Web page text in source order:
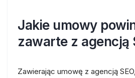
Jakie umowy
zawarte z agencją
Zawierając umowę z agencją